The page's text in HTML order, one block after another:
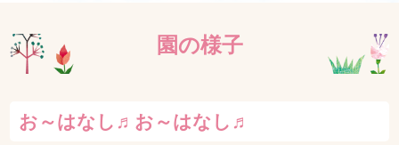
園の様子
お～はなし♬お～はなし♬